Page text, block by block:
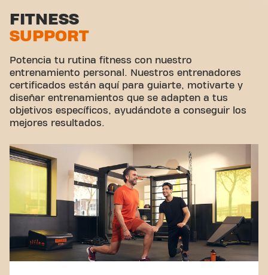
Zona de estiramiento
Ciclismo virtual
Hacer un tour
FITNESS
SUPPORT
Potencia tu rutina fitness con nuestro
entrenamiento personal. Nuestros entrenadores
certificados están aquí para guiarte, motivarte y
diseñar entrenamientos que se adapten a tus
objetivos específicos, ayudándote a conseguir los
mejores resultados.